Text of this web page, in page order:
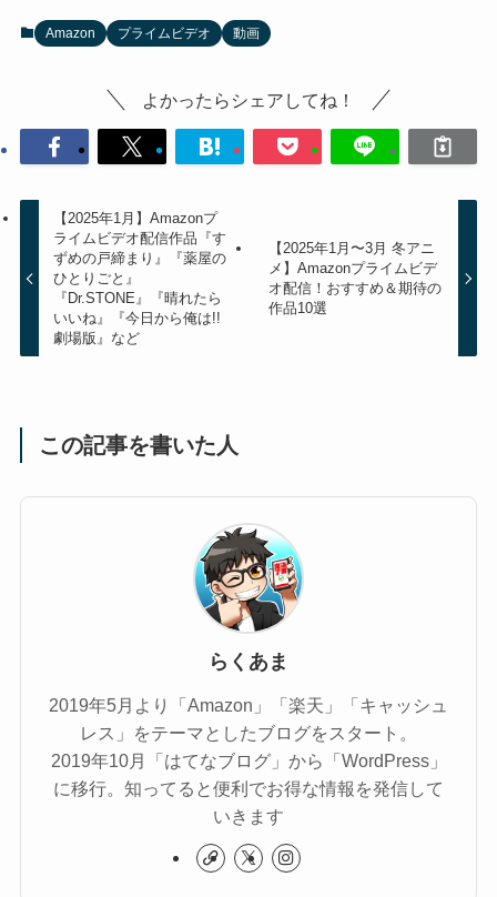
Amazon プライムビデオ 動画
よかったらシェアしてね！
【2025年1月】Amazonプ
ライムビデオ配信作品『す
ずめの戸締まり』『薬屋の
ひとりごと』
『Dr.STONE』『晴れたら
いいね』『今日から俺は!!
劇場版』など
【2025年1月〜3月 冬アニ
メ】Amazonプライムビデ
オ配信！おすすめ＆期待の
作品10選
この記事を書いた人
らくあま
2019年5月より「Amazon」「楽天」「キャッシュ
レス」をテーマとしたブログをスタート。
2019年10月「はてなブログ」から「WordPress」
に移行。知ってると便利でお得な情報を発信して
いきます